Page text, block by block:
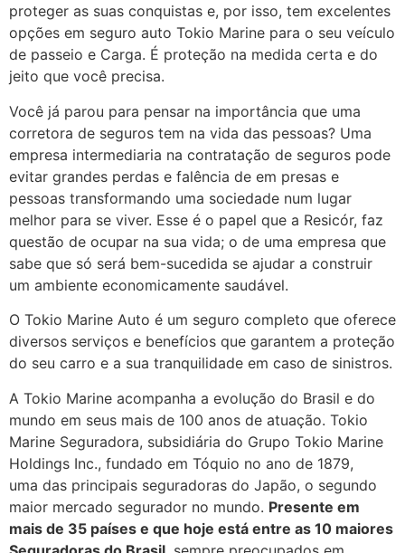
proteger as suas conquistas e, por isso, tem excelentes
opções em seguro auto Tokio Marine para o seu veículo
de passeio e Carga. É proteção na medida certa e do
jeito que você precisa.
Você já parou para pensar na importância que uma
corretora de seguros tem na vida das pessoas? Uma
empresa intermediaria na contratação de seguros pode
evitar grandes perdas e falência de em presas e
pessoas transformando uma sociedade num lugar
melhor para se viver. Esse é o papel que a Resicór, faz
questão de ocupar na sua vida; o de uma empresa que
sabe que só será bem-sucedida se ajudar a construir
um ambiente economicamente saudável.
O Tokio Marine Auto é um seguro completo que oferece
diversos serviços e benefícios que garantem a proteção
do seu carro e a sua tranquilidade em caso de sinistros.
A Tokio Marine acompanha a evolução do Brasil e do
mundo em seus mais de 100 anos de atuação. Tokio
Marine Seguradora, subsidiária do Grupo Tokio Marine
Holdings Inc., fundado em Tóquio no ano de 1879,
uma das principais seguradoras do Japão, o segundo
maior mercado segurador no mundo. Presente em
mais de 35 países e que hoje está entre as 10 maiores